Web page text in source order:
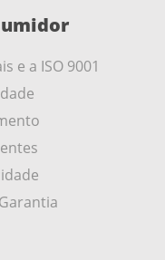
e a ISO 9001